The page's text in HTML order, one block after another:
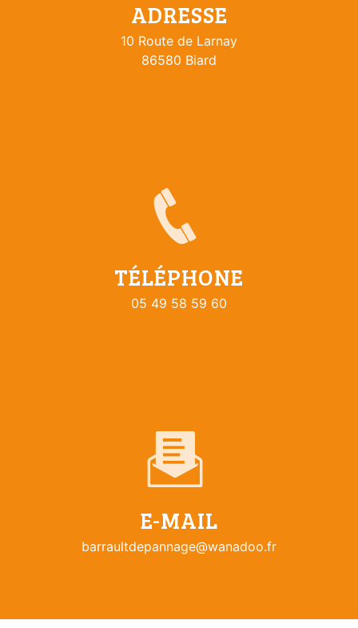
ADRESSE
10 Route de Larnay
86580 Biard
TÉLÉPHONE
05 49 58 59 60
E-MAIL
barraultdepannage@wanadoo.fr